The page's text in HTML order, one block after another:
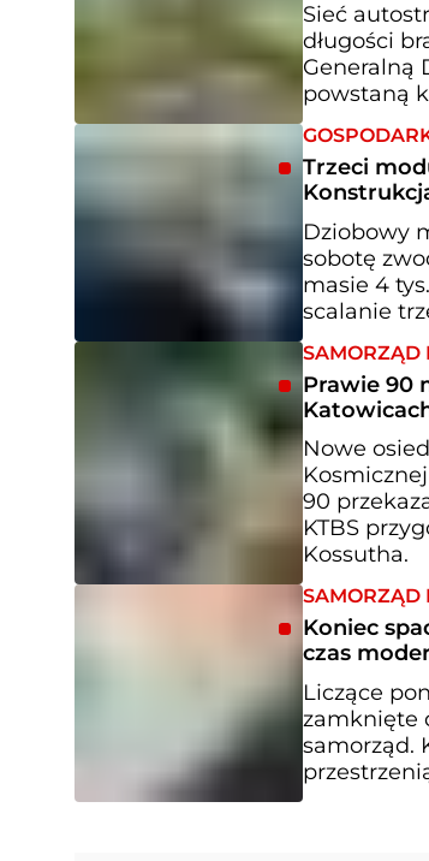
Sieć
długości
Generalną
powstaną
Trzeci
Dziobowy
sobotę
masie 4
scalanie
SAMORZĄD
Prawie 90
Nowe
90
KTBS
Kossutha.
SAMORZĄD
Koniec
czas
Liczące
zamknięte
samorząd.